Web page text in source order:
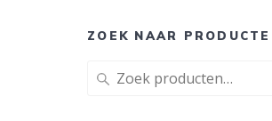
ZOEK NAAR
Zoeken